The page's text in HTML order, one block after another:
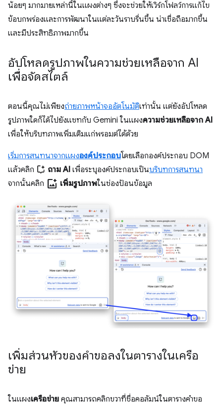
น้อยๆ มากมายเหล่านี้ในแผงต่างๆ ซึ่งจะช่วยให้เวิร์กโฟลว์การแก้ไข
ข้อบกพร่องและการพัฒนาในแต่ละวันราบรื่นขึ้น น่าเชื่อถือมากขึ้น
และมีประสิทธิภาพมากขึ้น
อัปโหลดรูปภาพในความช่วยเหลือจาก AI
เพื่อจัดสไตล์
ตอนนี้คุณไม่เพียงถ่ายภาพหน้าจออัตโนมัติเท่านั้น แต่ยังอัปโหลด
รูปภาพใดก็ได้ไปยังแชทกับ Gemini ในแผงความช่วยเหลือจาก AI
เพื่อให้บริบทภาพเพิ่มเติมแก่พรอมต์ได้ด้วย
เริ่มการสนทนาจากแผงองค์ประกอบโดยเลือกองค์ประกอบ DOM
แล้วคลิก
ถาม AI เพื่อระบุองค์ประกอบเป็นบริบทการสนทนา
จากนั้นคลิก add_photo_alternate เพิ่มรูปภาพในช่องป้อนข้อมูล
เพิ่มส่วนหัวของคำขอลงในตารางในเครือ
ข่าย
ในแผงเครือข่าย คุณสามารถคลิกขวาที่ชื่อคอลัมน์ในตารางคำขอ